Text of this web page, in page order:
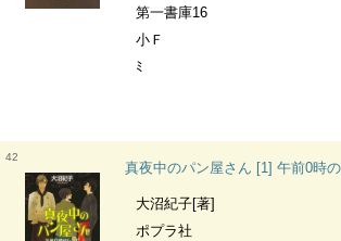
第一書庫16
小Ｆ
ﾐ
42
真夜中のパン屋さん [1] 午前0時
大沼紀子[著]
ポプラ社